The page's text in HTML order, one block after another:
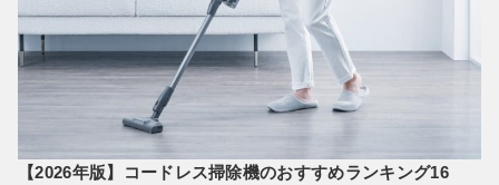
【2026年版】コードレス掃除機のおすすめランキング16